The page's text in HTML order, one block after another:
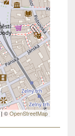
|©OpenStreetMap